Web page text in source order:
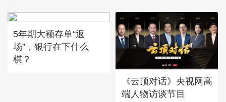
5年期大额存单“返
场”，银行在下什么
棋？
《云顶对话》央视网高
端人物访谈节目